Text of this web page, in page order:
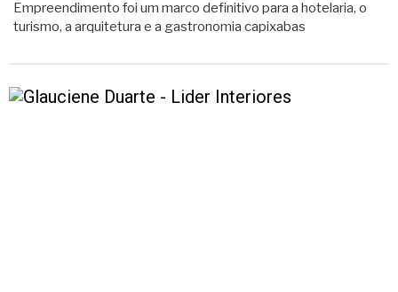
Empreendimento foi um marco definitivo para a hotelaria, o
turismo, a arquitetura e a gastronomia capixabas